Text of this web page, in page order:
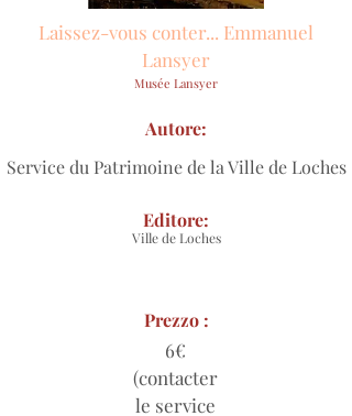
Laissez-vous conter... Emmanuel
Lansyer
Musée Lansyer
Service du Patrimoine de la Ville de Loches
Autore:
Ville de Loches
Editore:
Prezzo :
6€
(contacter
le service